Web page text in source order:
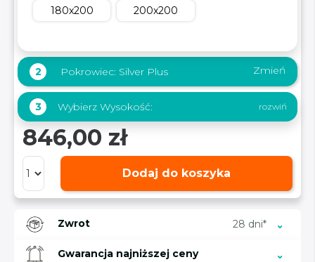
180x200 200x200
2 Pokrowiec: Silver Plus Zmień
3 Wybierz Wysokość:
846,00 zł
Dodaj do koszyka
Zwrot 28 dni*
Gwarancja najniższej ceny